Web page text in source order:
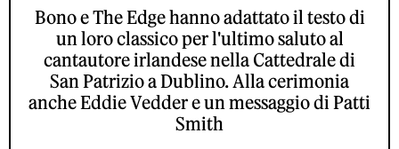
Bono e The Edge hanno adattato il testo di
un loro classico per l'ultimo saluto al
cantautore irlandese nella Cattedrale di
San Patrizio a Dublino. Alla cerimonia
anche Eddie Vedder e un messaggio di Patti
Smith